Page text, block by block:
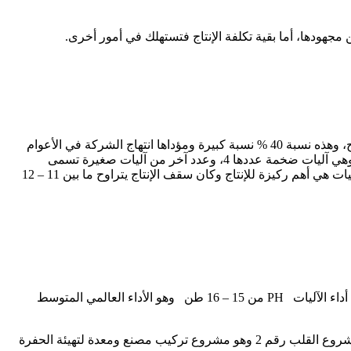
ولد الشيباني: التسديد يرجع أحيانا للشركة لأنها تستثمر في آليات ومعدات تابعة لها وبالتالي عليها أن تسدد ثمن استغلالها بنزعه من كلفة الإنتاج، وهذه نسبة 40 % نسبة كبيرة ومؤداها انتهاج الشركة في الأعوام
الأخيرة اقتناء عدد كبير من الآليات الضخمة والمكلفة والتي انخفضت مردوديتها مثلا في الماضي كانت عندنا آليات الشحن من نوع Pelles PH وهي آليات ضخمة عددها 4، وعدد آخر من آليات صغيرة تسمى
Busyrus وعددها 3، أما الشاحنات من نوع كاتربيلار وأنواع أخرى 65 شاحنة والتي تحمل ما بين 250 – 300 طن من الحمولة مرة واحدة. هذه الآليات هي أهم ركيزة للإنتاج وكان سقف الإنتاج يتراوح ما بين 11 – 12
ولد الشيباني: تماما هذا يؤكد تضاعف وسائل الإنتاج في حين أنه بالكاد ارتفع حجم الإنتاج ليصل إلى 13 مليون طن شهريا، ويدل ذلك على تراجع أداء الآليات PH من 15 – 16 طن وهو الأداء العالمي المتوسط
وهذا التراجع وزيادة عدد الآليات هو ما يساهم في زيادة تكلفة الإنتاج وزيادة نسبة التسديد، فجزء كبير من الآليات كان مجهزا استباقا لإطلاق مشروع القلب رقم 2 وهو مشروع تركيب مصنع ومعدة لتهيئة الحفرة